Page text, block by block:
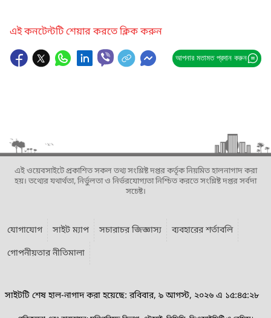
এই কনটেন্টটি শেয়ার করতে ক্লিক করুন
আপনার মতামত প্রদান করুন
এই ওয়েবসাইটে প্রকাশিত সকল তথ্য সংশ্লিষ্ট দপ্তর কর্তৃক নিয়মিত হালনাগাদ করা
হয়। তথ্যের যথার্থতা, নির্ভুলতা ও নির্ভরযোগ্যতা নিশ্চিত করতে সংশ্লিষ্ট দপ্তর সর্বদা
সচেষ্ট।
যোগাযোগ সাইট ম্যাপ সচারাচর জিজ্ঞাস্য
ব্যবহারের শর্তাবলি
গোপনীয়তার নীতিমালা
সাইটটি শেষ হাল-নাগাদ করা হয়েছে: রবিবার, ৯ আগস্ট, ২০২৬ এ ১৫:৪৫:২৮